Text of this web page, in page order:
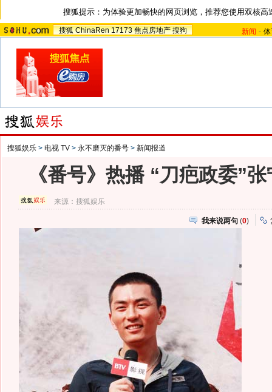
搜狐提示：为体验更加畅快的网页浏览，推荐您使用双核高
搜狐 ChinaRen 17173 焦点房地产 搜狗 新闻 -
搜狐娱乐 > 电视 TV > 永不磨灭的番号 > 新闻报道
《番号》热播 “刀疤政委”
来源：搜狐娱乐
我来说两句 (0)